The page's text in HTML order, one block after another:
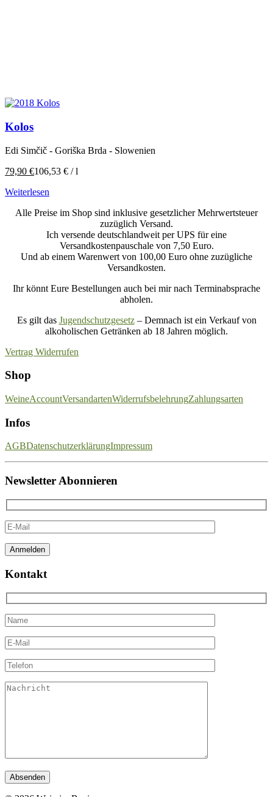
Kolos
Edi Simčič - Goriška Brda - Slowenien
79,90 €106,53 € /l
Weiterlesen
Alle Preise im Shop sind inklusive gesetzlicher Mehrwertsteuer
zuzüglich Versand.
Ich versende deutschlandweit per UPS für eine
Versandkostenpauschale von 7,50 Euro.
Und ab einem Warenwert von 100,00 Euro ohne zuzügliche
Versandkosten.
Ihr könnt Eure Bestellungen auch bei mir nach Terminabsprache
abholen.
Es gilt das Jugendschutzgesetz– Demnach ist ein Verkauf von
alkoholischen Getränken ab 18 Jahren möglich.
Vertrag Widerrufen
Shop
WeineAccountVersandartenWiderrufsbelehrungZahlungsarten
Infos
AGBDatenschutzerklärungImpressum
Newsletter Abonnieren
Kontakt